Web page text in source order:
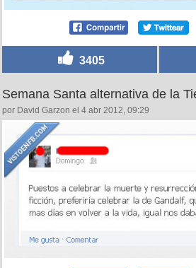
3405
Semana Santa alternativa de la
por David Garzon el 4 abr 2012, 09:29